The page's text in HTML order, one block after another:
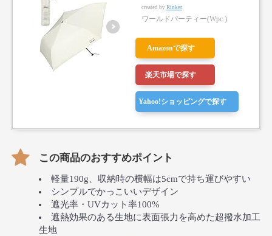
created by Rinker
ワールドパーティー(Wpc.)
Amazonで探す
楽天市場で探す
Yahoo!ショッピングで探す
この商品のおすすめポイント
軽量190g、収納時の横幅は5cmで持ち運びやすい
シンプルでかっこいいデザイン
遮光率・UVカット率100%
遮熱効果のある生地に表面張力を高めた超撥水加工
生地